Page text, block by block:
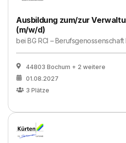
Ausbildung zum/zur
(m/w/d)
beiBG RCI –
44803 Bochum + 2 weitere
01.08.2027
3 Plätze